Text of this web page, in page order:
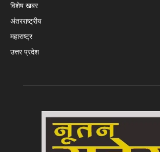
विशेष खबर
अंतरराष्ट्रीय
महाराष्ट्र
उत्तर प्रदेश